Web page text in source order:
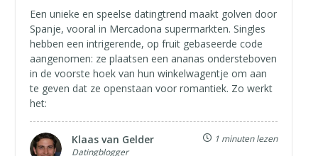
Een unieke en speelse datingtrend maakt golven door
Spanje, vooral in Mercadona supermarkten. Singles
hebben een intrigerende, op fruit gebaseerde code
aangenomen: ze plaatsen een ananas ondersteboven
in de voorste hoek van hun winkelwagentje om aan
te geven dat ze openstaan voor romantiek. Zo werkt
het:
Klaas van Gelder
Datingblogger
1 minuten lezen